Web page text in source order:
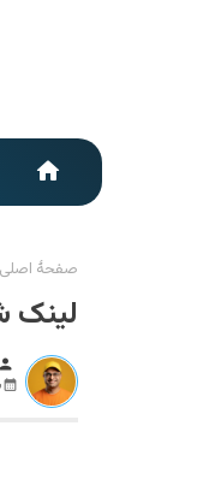
home
صفحهٔ اصلی
لینک
person